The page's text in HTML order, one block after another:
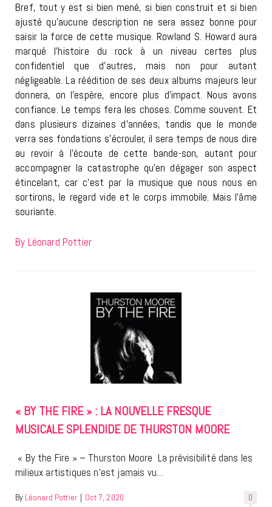
Bref, tout y est si bien mené, si bien construit et si bien
ajusté qu’aucune description ne sera assez bonne pour
saisir la force de cette musique. Rowland S. Howard aura
marqué l’histoire du rock à un niveau certes plus
confidentiel que d’autres, mais non pour autant
négligeable. La réédition de ses deux albums majeurs leur
donnera, on l’espère, encore plus d’impact. Nous avons
confiance. Le temps fera les choses. Comme souvent. Et
dans plusieurs dizaines d’années, tandis que le monde
verra ses fondations s’écrouler, il sera temps de nous dire
au revoir à l’écoute de cette bande-son, autant pour
accompagner la catastrophe qu’en dégager son aspect
étincelant, car c’est par la musique que nous nous en
sortirons, le regard vide et le corps immobile. Mais l’âme
souriante.
By Léonard Pottier
« BY THE FIRE » : LA NOUVELLE FRESQUE
MUSICALE SPLENDIDE DE THURSTON MOORE
« By the Fire » – Thurston Moore La prévisibilité dans les
milieux artistiques n’est jamais vu…
0
By Léonard Pottier Oct 7, 2020